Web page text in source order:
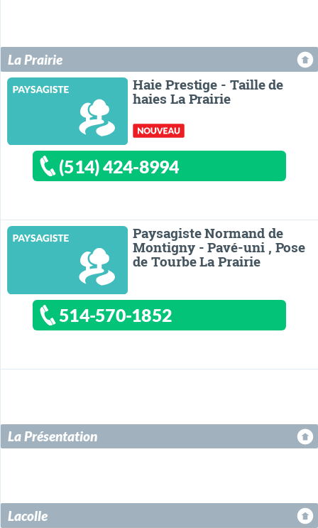
La Prairie
Haie Prestige - Taille de
haies La Prairie
(514) 424-8994
Paysagiste Normand de
Montigny - Pavé-uni , Pose
de Tourbe La Prairie
514-570-1852
La Présentation
Lacolle